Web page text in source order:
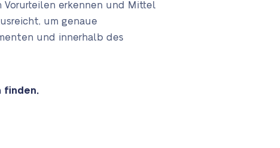
Vorurteilen erkennen und Mittel
um genaue
und innerhalb des
finden.